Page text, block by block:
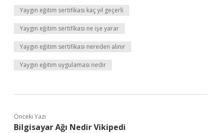
Yaygın eğitim sertifikası kaç yıl geçerli
Yaygın eğitim sertifikası ne işe yarar
Yaygın eğitim sertifikası nereden alınır
Yaygın eğitim uygulaması nedir
Önceki Yazı
Bilgisayar Ağı Nedir Vikipedi